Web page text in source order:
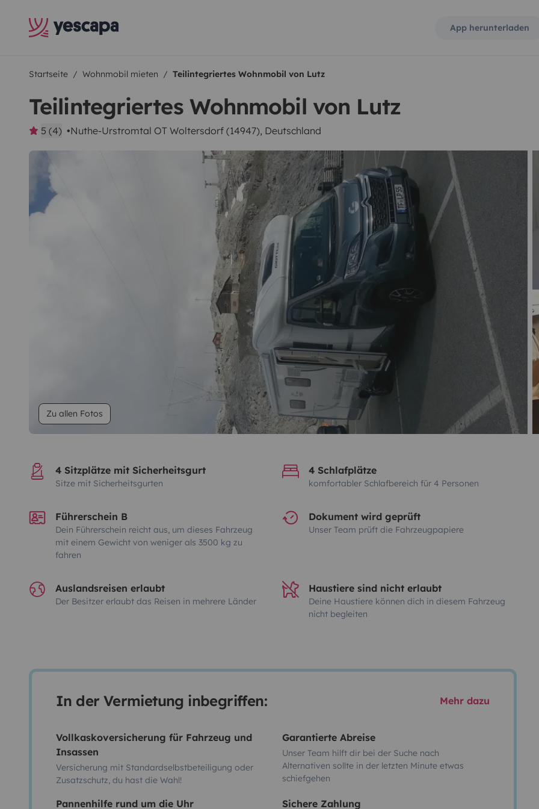
App herunterladen
Startseite Wohnmobil mieten Teilintegriertes Wohnmobil von Lutz
Teilintegriertes Wohnmobil von Lutz
5 (4) Nuthe-Urstromtal OT Woltersdorf (14947), Deutschland
Zu allen Fotos
4 Sitzplätze mit Sicherheitsgurt
Sitze mit Sicherheitsgurten
4 Schlafplätze
komfortabler Schlafbereich für 4 Personen
Führerschein B
Dein Führerschein reicht aus, um dieses Fahrzeug
mit einem Gewicht von weniger als 3500 kg zu
fahren
Dokument wird geprüft
Unser Team prüft die Fahrzeugpapiere
Auslandsreisen erlaubt
Der Besitzer erlaubt das Reisen in mehrere Länder
Haustiere sind nicht erlaubt
Deine Haustiere können dich in diesem Fahrzeug
nicht begleiten
In der Vermietung inbegriffen: Mehr dazu
Vollkaskoversicherung für Fahrzeug und
Insassen
Versicherung mit Standardselbstbeteiligung oder
Zusatzschutz, du hast die Wahl!
Garantierte Abreise
Unser Team hilft dir bei der Suche nach
Alternativen sollte in der letzten Minute etwas
schiefgehen
Pannenhilfe rund um die Uhr Sichere Zahlung